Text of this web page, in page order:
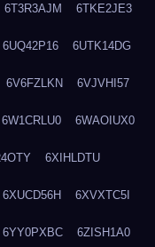
6T3R3AJM 6TKE2JE3
6UQ42P16 6UTK14DG
6V6FZLKN 6VJVHI57
6W1CRLU0 6WAOIUX0
6XIHLDTU
6XUCD56H 6XVXTC5I
6YY0PXBC 6ZISH1A0